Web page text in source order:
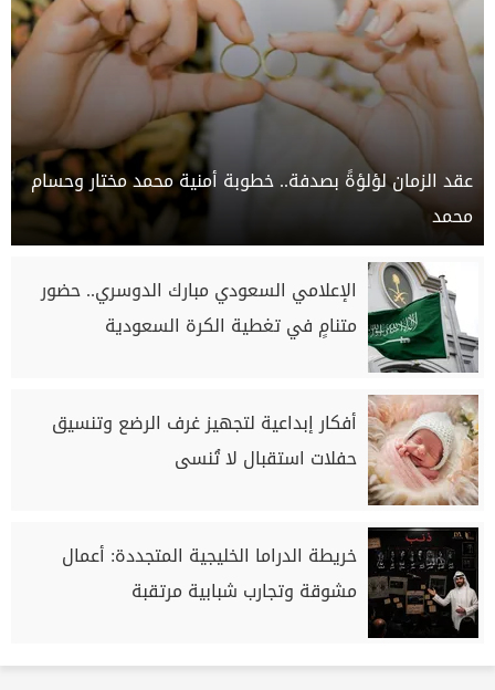
عقد الزمان لؤلؤةً بصدفة.. خطوبة أمنية محمد مختار وحسام
محمد
الإعلامي السعودي مبارك الدوسري.. حضور
متنامٍ في تغطية الكرة السعودية
أفكار إبداعية لتجهيز غرف الرضع وتنسيق
حفلات استقبال لا تُنسى
خريطة الدراما الخليجية المتجددة: أعمال
مشوقة وتجارب شبابية مرتقبة